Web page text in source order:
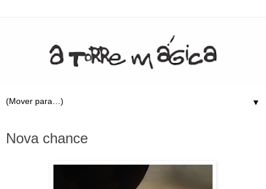
▼
Nova chance